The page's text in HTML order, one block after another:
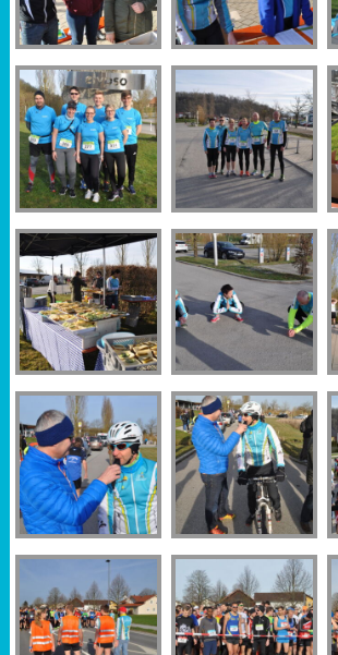
Sportabzeichen
Tempo & Gymnastik